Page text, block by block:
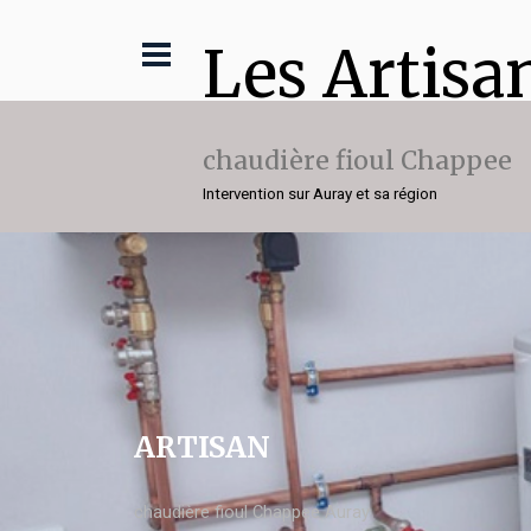
Les
chaudière fioul Chappee
Intervention sur Auray et sa région
ARTISAN
chaudière fioul Chappee Auray